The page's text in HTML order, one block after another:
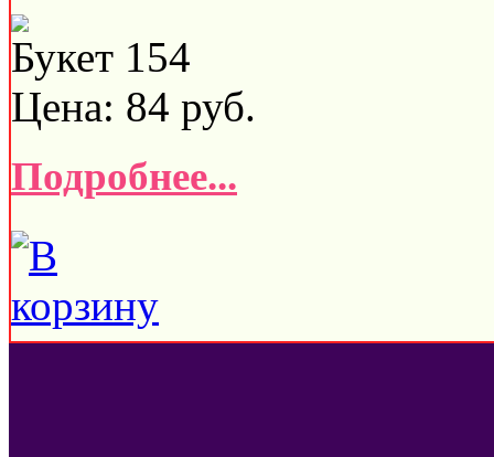
Букет 154
Цена: 84 руб.
Подробнее...